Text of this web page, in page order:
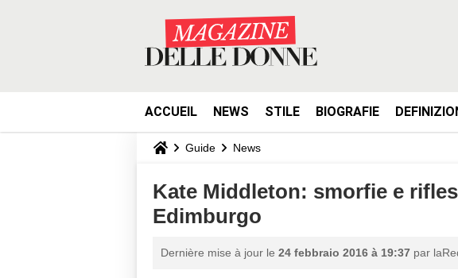
ACCUEIL NEWS STILE BIOGRAFIE
Guide News
Kate Middleton: smorfie e
Edimburgo
Dernière mise à jour le 24 febbraio 2016 à 19:37 par